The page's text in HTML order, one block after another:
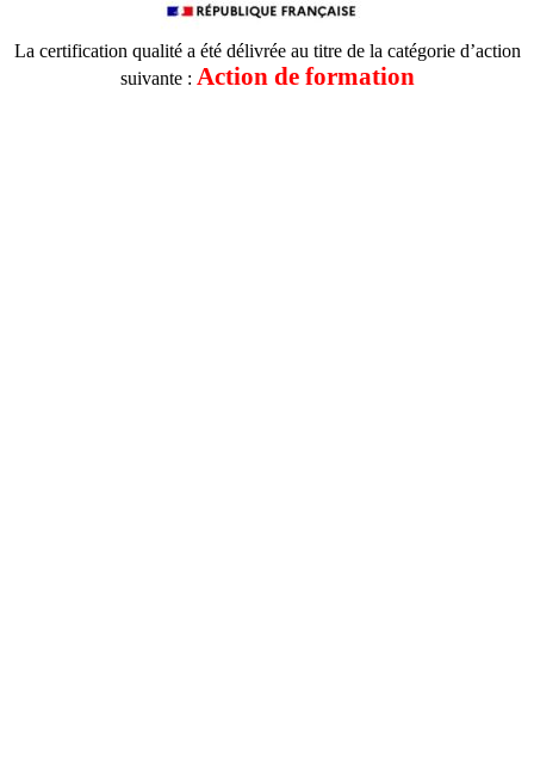
La certification qualité a été délivrée au titre de la catégorie d’action
suivante : Action de formation